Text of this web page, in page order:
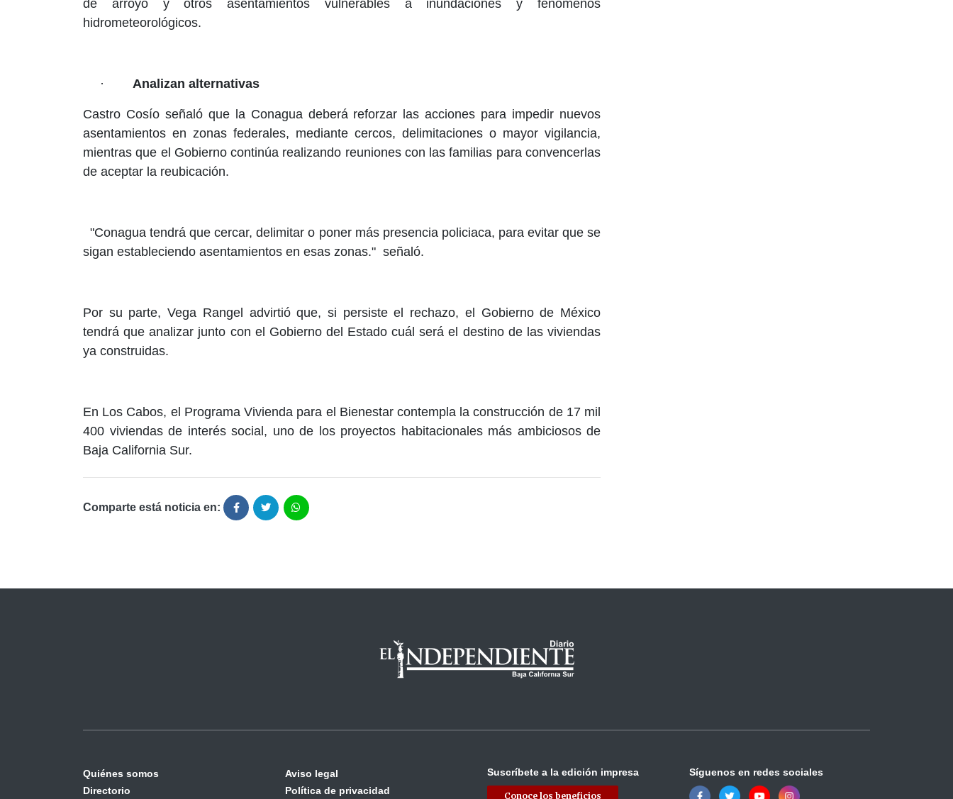
de arroyo y otros asentamientos vulnerables a inundaciones y fenómenos
hidrometeorológicos.
· Analizan alternativas
Castro Cosío señaló que la Conagua deberá reforzar las acciones para impedir nuevos
asentamientos en zonas federales, mediante cercos, delimitaciones o mayor vigilancia,
mientras que el Gobierno continúa realizando reuniones con las familias para convencerlas
de aceptar la reubicación.
"Conagua tendrá que cercar, delimitar o poner más presencia policiaca, para evitar que se
sigan estableciendo asentamientos en esas zonas." señaló.
Por su parte, Vega Rangel advirtió que, si persiste el rechazo, el Gobierno de México
tendrá que analizar junto con el Gobierno del Estado cuál será el destino de las viviendas
ya construidas.
En Los Cabos, el Programa Vivienda para el Bienestar contempla la construcción de 17 mil
400 viviendas de interés social, uno de los proyectos habitacionales más ambiciosos de
Baja California Sur.
Comparte está noticia en:
Quiénes somos
Directorio
Aviso legal
Política de privacidad
Suscríbete a la edición impresa
Conoce los beneficios
Síguenos en redes sociales